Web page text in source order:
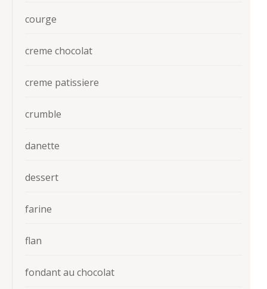
courge
creme chocolat
creme patissiere
crumble
danette
dessert
farine
flan
fondant au chocolat